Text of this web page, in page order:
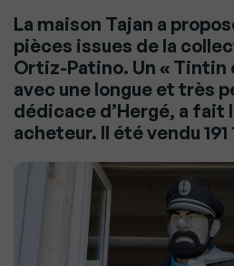
La maison Tajan a
pièces issues de la
Ortiz-Patino. Un « Tintin
avec une longue et très
dédicace d’Hergé, a fait
acheteur. Il été vendu 191